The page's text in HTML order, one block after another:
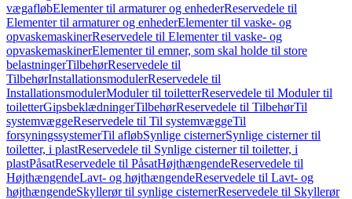
vægafløbElementer til armaturer og enhederReservedele til
Elementer til armaturer og enhederElementer til vaske- og
opvaskemaskinerReservedele til Elementer til vaske- og
opvaskemaskinerElementer til emner, som skal holde til store
belastningerTilbehørReservedele til
TilbehørInstallationsmodulerReservedele til
InstallationsmodulerModuler til toiletterReservedele til Moduler til
toiletterGipsbeklædningerTilbehørReservedele til TilbehørTil
systemvæggeReservedele til Til systemvæggeTil
forsyningssystemerTil afløbSynlige cisternerSynlige cisterner til
toiletter, i plastReservedele til Synlige cisterner til toiletter, i
plastPåsatReservedele til PåsatHøjthængendeReservedele til
HøjthængendeLavt- og højthængendeReservedele til Lavt- og
højthængendeSkyllerør til synlige cisternerReservedele til Skyllerør